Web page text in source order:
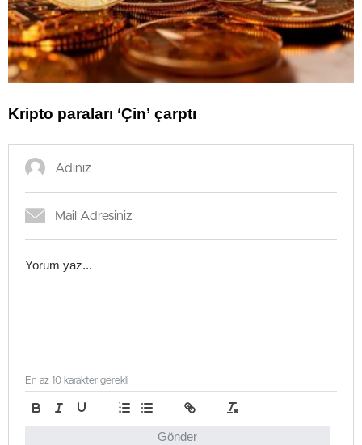
Kripto paraları ‘Çin’ çarptı
Gönder
En az 10 karakter gerekli